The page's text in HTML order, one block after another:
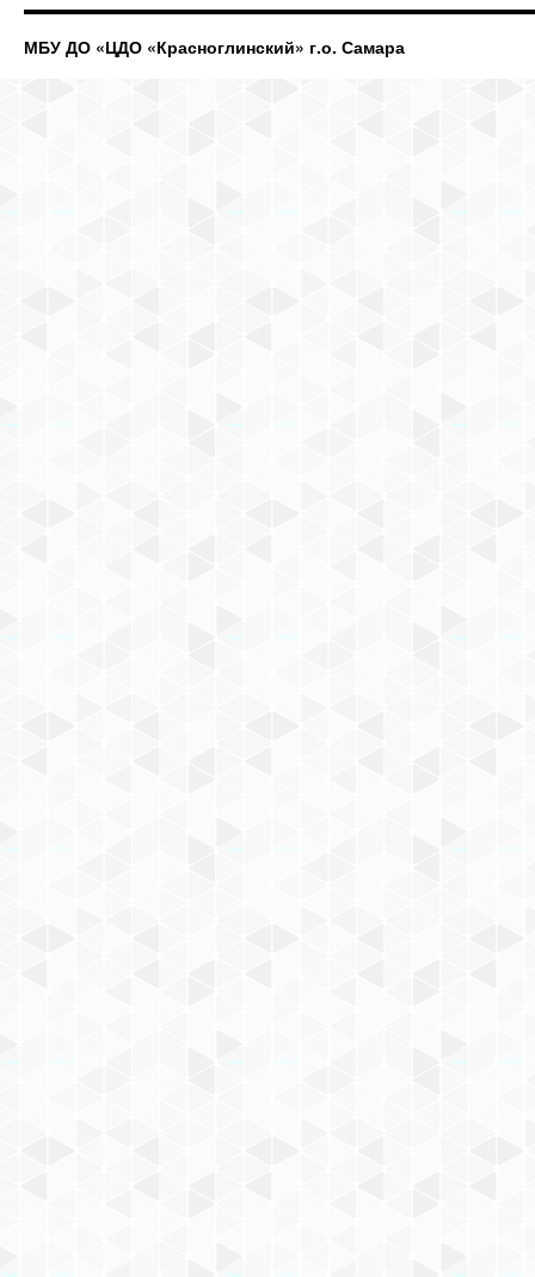
МБУ ДО «ЦДО «Красноглинский» г.о. Самара